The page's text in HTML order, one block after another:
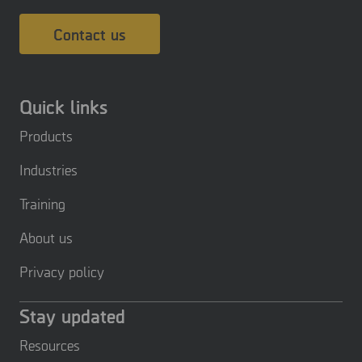
Contact us
Quick links
Products
Industries
Training
About us
Privacy policy
Stay updated
Resources